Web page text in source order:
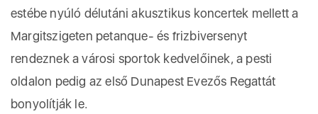
estébe nyúló délutáni akusztikus koncertek mellett a
Margitszigeten petanque- és frizbiversenyt
rendeznek a városi sportok kedvelőinek, a pesti
oldalon pedig az első Dunapest Evezős Regattát
bonyolítják le.